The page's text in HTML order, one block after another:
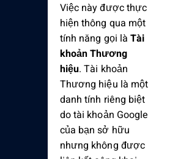
Việc này được thực
hiện thông qua một
tính năng gọi làTài
khoản Thương
hiệu. Tài khoản
Thương hiệu là một
danh tính riêng biệt
do tài khoản Google
của bạn sở hữu
nhưng không được